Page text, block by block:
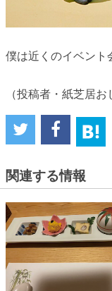
僕は近くのイベント
（投稿者・紙芝居お
関連する情報